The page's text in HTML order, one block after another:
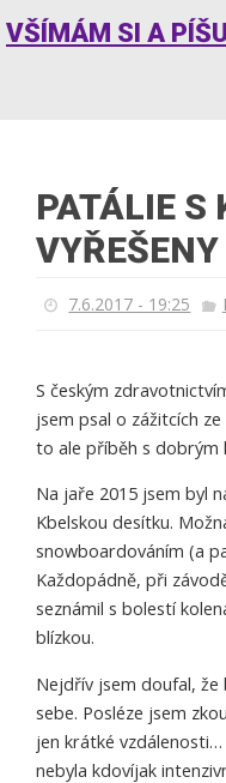
VŠÍMÁM SI A
PATÁLIE S
VYŘEŠENY
7.6.2017 - 19:25
S českým
jsem psal o zážitcích ze
to ale příběh s dobrým
Na jaře 2015 jsem byl
Kbelskou desítku.
snowboardováním (a
Každopádně, při
seznámil s bolestí
blízkou.
Nejdřív jsem doufal,
sebe. Posléze jsem
jen krátké
nebyla kdovíjak